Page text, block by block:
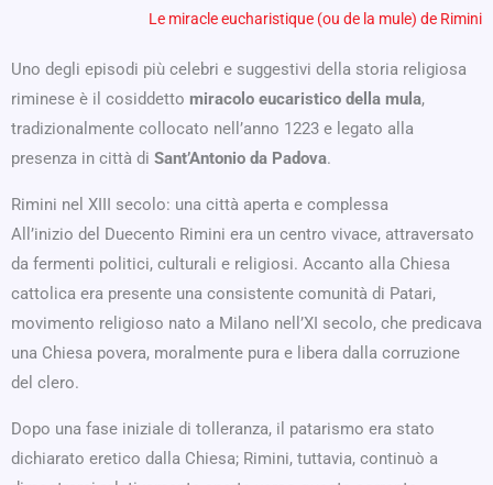
Le miracle eucharistique (ou de la mule) de Rimini
Uno degli episodi più celebri e suggestivi della storia religiosa
riminese è il cosiddetto miracolo eucaristico della mula,
tradizionalmente collocato nell’anno 1223 e legato alla
presenza in città di Sant’Antonio da Padova.
Rimini nel XIII secolo: una città aperta e complessa
All’inizio del Duecento Rimini era un centro vivace, attraversato
da fermenti politici, culturali e religiosi. Accanto alla Chiesa
cattolica era presente una consistente comunità di Patari,
movimento religioso nato a Milano nell’XI secolo, che predicava
una Chiesa povera, moralmente pura e libera dalla corruzione
del clero.
Dopo una fase iniziale di tolleranza, il patarismo era stato
dichiarato eretico dalla Chiesa; Rimini, tuttavia, continuò a